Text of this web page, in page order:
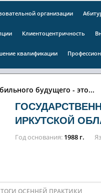
организации
Клиентоцентричность
квалификации
будущего - это...
ИРКУТСКОЙ
Год основания 1988 г.
ОСЕННЕЙ ПРАКТИКИ